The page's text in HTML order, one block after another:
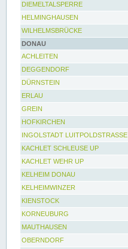
DIEMELTALSPERRE
HELMINGHAUSEN
WILHELMSBRÜCKE
DONAU
ACHLEITEN
DEGGENDORF
DÜRNSTEIN
ERLAU
GREIN
HOFKIRCHEN
INGOLSTADT LUITPOLDSTRASSE
KACHLET SCHLEUSE UP
KACHLET WEHR UP
KELHEIM DONAU
KELHEIMWINZER
KIENSTOCK
KORNEUBURG
MAUTHAUSEN
OBERNDORF